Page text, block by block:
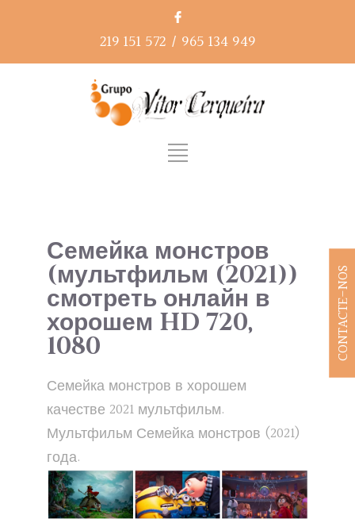
219 151 572 / 965 134 949
Семейка монстров
(мультфильм (2021))
смотреть онлайн в
хорошем HD 720,
1080
Семейка монстров в хорошем
качестве 2021 мультфильм.
Мультфильм Семейка монстров (2021)
года.
CONTACTE-NOS